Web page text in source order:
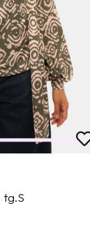
tg.S